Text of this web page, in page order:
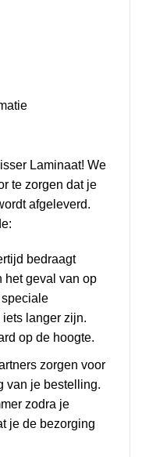
Laminaat! We
te zorgen dat je
afgeleverd.
bedraagt
het geval van op
speciale
langer zijn.
op de hoogte.
zorgen voor
van je bestelling.
zodra je
je de bezorging